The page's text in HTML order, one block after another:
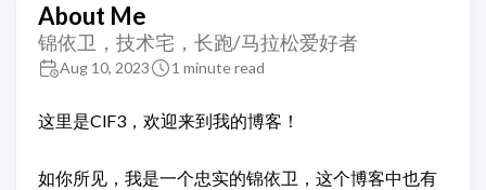
About Me
锦依卫，技术宅，长跑/马拉松爱好者
Aug 10, 2023 1 minute read
这里是ClF3，欢迎来到我的博客！
如你所见，我是一个忠实的锦依卫，这个博客中也有